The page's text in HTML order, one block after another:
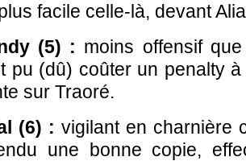
facile celle-là, devant
(5) : moins offensif
pu (dû) coûter un penalty
sur Traoré.
(6) : vigilant en charnière
une bonne copie,